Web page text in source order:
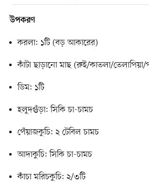
উপকরণ
করলা: ১টি (বড় আকারের)
কাঁটা ছাড়ানো মাছ (রুই/কাতলা/তেলাপিয়া/
ডিম: ১টি
হলুদগুঁড়া: সিকি চা-চামচ
পেঁয়াজকুচি: ২ টেবিল চামচ
আদাকুচি: সিকি চা-চামচ
কাঁচা মরিচকুচি: ২/৩টি